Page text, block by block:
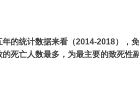
的统计数据来看（2014-2018），
死亡人数最多，为最主要的致死性副